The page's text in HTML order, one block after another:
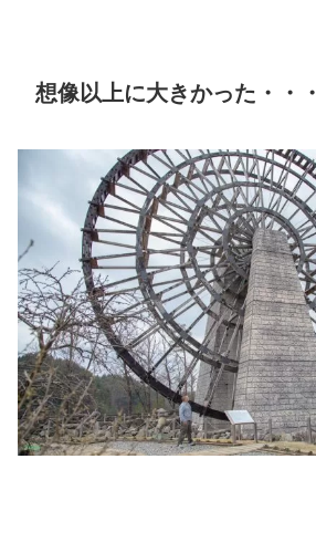
想像以上に大きかった・・・